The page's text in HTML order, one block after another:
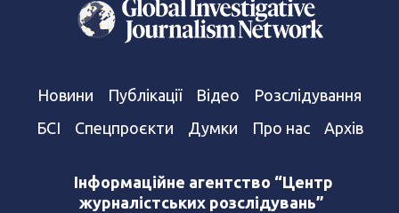
Новини Публікації Відео
Розслідування
БСІ
Спецпроєкти Думки Про нас Архів
Інформаційне агентство “Центр
журналістських розслідувань”